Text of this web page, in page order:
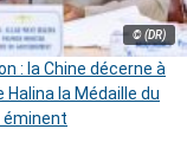
© (DR)
: la Chine décerne à
Halina la Médaille du